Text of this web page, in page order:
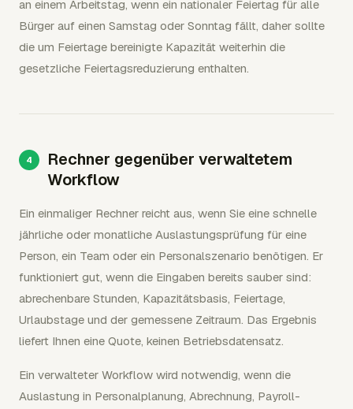
an einem Arbeitstag, wenn ein nationaler Feiertag für alle
Bürger auf einen Samstag oder Sonntag fällt, daher sollte
die um Feiertage bereinigte Kapazität weiterhin die
gesetzliche Feiertagsreduzierung enthalten.
Rechner gegenüber verwaltetem
Workflow
Ein einmaliger Rechner reicht aus, wenn Sie eine schnelle
jährliche oder monatliche Auslastungsprüfung für eine
Person, ein Team oder ein Personalszenario benötigen. Er
funktioniert gut, wenn die Eingaben bereits sauber sind:
abrechenbare Stunden, Kapazitätsbasis, Feiertage,
Urlaubstage und der gemessene Zeitraum. Das Ergebnis
liefert Ihnen eine Quote, keinen Betriebsdatensatz.
Ein verwalteter Workflow wird notwendig, wenn die
Auslastung in Personalplanung, Abrechnung, Payroll-